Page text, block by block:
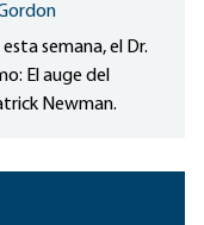
semana, el Dr.
El auge del
Newman.